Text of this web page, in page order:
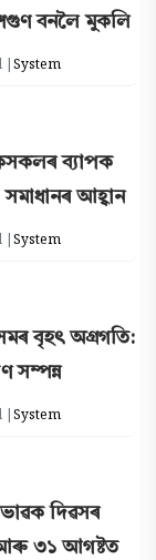
বনলৈ মুকলি
|System
ব্যাপক
সমাধানৰ আহ্বান
|System
বৃহৎ অগ্ৰগতি:
সম্পন্ন
|System
দিৱসৰ
৩১ আগষ্টত